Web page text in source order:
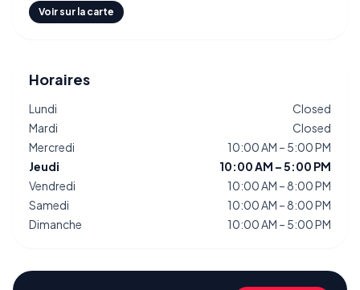
Voir sur la carte
Horaires
Lundi
Closed
Mardi
Closed
Mercredi
10:00 AM – 5:00 PM
Jeudi
10:00 AM – 5:00 PM
Vendredi
10:00 AM – 8:00 PM
Samedi
10:00 AM – 8:00 PM
Dimanche
10:00 AM – 5:00 PM